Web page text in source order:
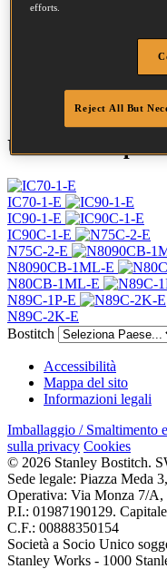
Lunghezza
DoP
Utensili
IC70-1-E
IC90-1-E
IC90C-1-E
N75C-2-E
N8090CB-1ML-E
N80CB-1ML-E
N89C-1P-E
N89C-2K-E
Bostitch
Accessibilità
Mappa del sito
Informazioni legali
Imballaggio / Smaltimento
sulla privacy Cookies
© 2026 Stanley Bostitch.
Sede legale: Piazza Meda
Operativa: Via Monza 7/
P.I.: 01987190129.
C.F.: 00888350154
Società a Socio Unico
Stanley Works - 1000
efforts.
Reject All But